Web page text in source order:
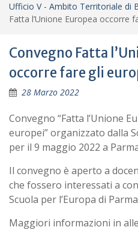
Ufficio V - Ambito Territoriale di
Fatta l’Unione Europea occorre
Convegno Fatta
occorre fare gli
28 Marzo 2022
Convegno “Fatta l’Unione
europei” organizzato dalla
per il 9 maggio 2022 a
Il convegno è aperto a
che fossero interessati a
Scuola per l’Europa di
Maggiori informazioni in